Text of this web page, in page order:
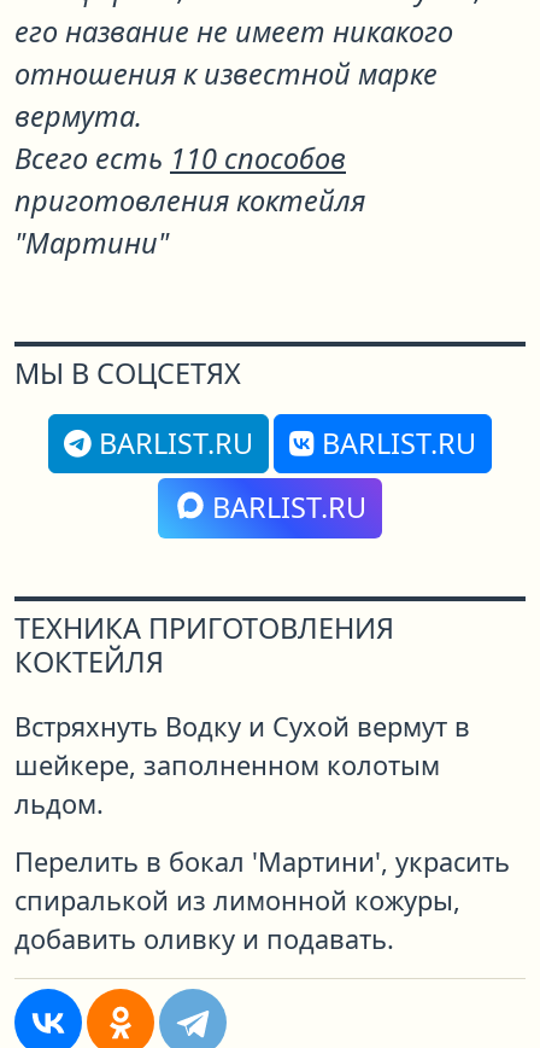
его название не имеет никакого
отношения к известной марке
вермута.
Всего есть 110 способов
приготовления коктейля
"Мартини"
МЫ В СОЦСЕТЯХ
BARLIST.RU
BARLIST.RU
BARLIST.RU
ТЕХНИКА ПРИГОТОВЛЕНИЯ
КОКТЕЙЛЯ
Встряхнуть Водку и Сухой вермут в
шейкере, заполненном колотым
льдом.
Перелить в бокал 'Мартини', украсить
спиралькой из лимонной кожуры,
добавить оливку и подавать.